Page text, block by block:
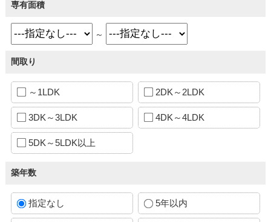
専有面積
～
間取り
～1LDK 2DK～2LDK
3DK～3LDK 4DK～4LDK
5DK～5LDK以上
築年数
指定なし 5年以内